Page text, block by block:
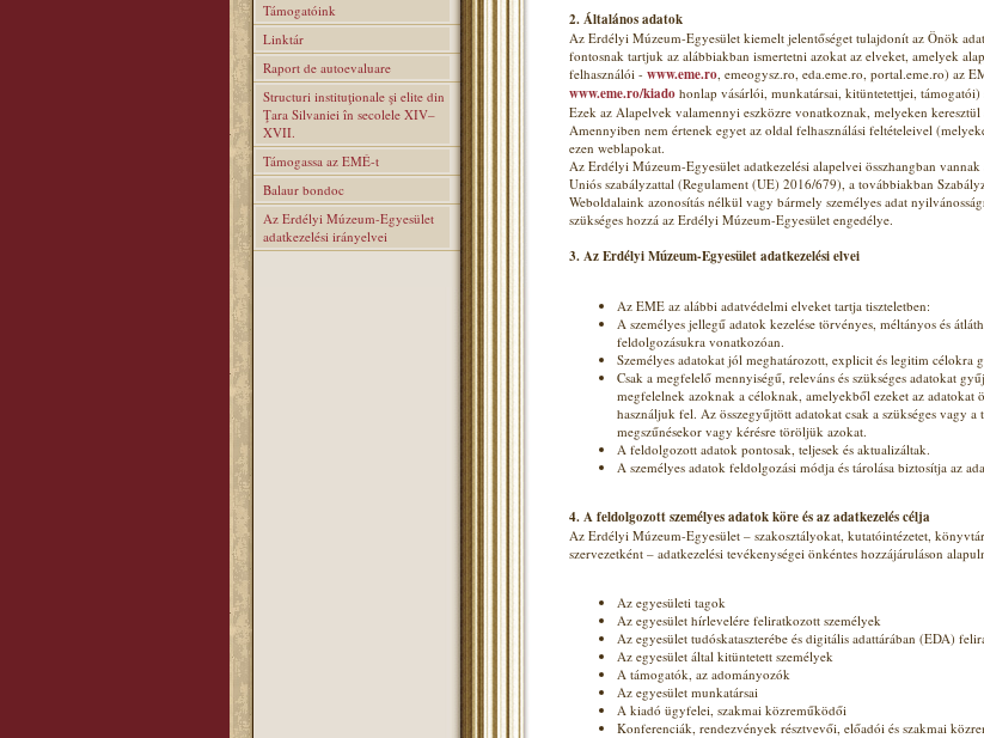
Támogatóink
Linktár
Raport de autoevaluare
Structuri instituţionale şi elite din
Ţara Silvaniei în secolele XIV–
XVII.
Támogassa az EMÉ-t
Balaur bondoc
Az Erdélyi Múzeum-Egyesület
adatkezelési irányelvei
2. Általános adatok
Az Erdélyi Múzeum-Egyesület kiemelt jelentőséget tulajdonít az Önök
fontosnak tartjuk az alábbiakban ismertetni azokat az elveket, amelyek
felhasználói - www.eme.ro, emeogysz.ro, eda.eme.ro, portal.eme.ro) az
www.eme.ro/kiado honlap vásárlói, munkatársai, kitüntetettjei,
Ezek az Alapelvek valamennyi eszközre vonatkoznak, melyeken
Amennyiben nem értenek egyet az oldal felhasználási feltételeivel
ezen weblapokat.
Az Erdélyi Múzeum-Egyesület adatkezelési alapelvei összhangban
Uniós szabályzattal (Regulament (UE) 2016/679), a továbbiakban
Weboldalaink azonosítás nélkül vagy bármely személyes adat
szükséges hozzá az Erdélyi Múzeum-Egyesület engedélye.
3. Az Erdélyi Múzeum-Egyesület adatkezelési elvei
Az EME az alábbi adatvédelmi elveket tartja tiszteletben:
A személyes jellegű adatok kezelése törvényes, méltányos és
feldolgozásukra vonatkozóan.
Személyes adatokat jól meghatározott, explicit és legitim célokra
Csak a megfelelő mennyiségű, releváns és szükséges adatokat
megfelelnek azoknak a céloknak, amelyekből ezeket az adatokat
használjuk fel. Az összegyűjtött adatokat csak a szükséges vagy
megszűnésekor vagy kérésre töröljük azokat.
A feldolgozott adatok pontosak, teljesek és aktualizáltak.
A személyes adatok feldolgozási módja és tárolása biztosítja az
4.A feldolgozott személyes adatok köre és az adatkezelés célja
Az Erdélyi Múzeum-Egyesület – szakosztályokat, kutatóintézetet,
szervezetként – adatkezelési tevékenységei önkéntes hozzájáruláson
Az egyesületi tagok
Az egyesület hírlevelére feliratkozott személyek
Az egyesület tudóskataszterébe és digitális adattárában (EDA)
Az egyesület által kitüntetett személyek
A támogatók, az adományozók
Az egyesület munkatársai
A kiadó ügyfelei, szakmai közreműködői
Konferenciák, rendezvények résztvevői, előadói és szakmai